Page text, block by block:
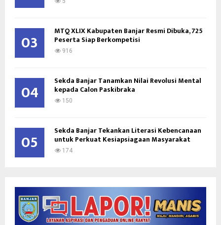
03 MTQ XLIX Kabupaten Banjar Resmi Dibuka, 725
Peserta Siap Berkompetisi
916
04 Sekda Banjar Tanamkan Nilai Revolusi Mental
kepada Calon Paskibraka
150
05 Sekda Banjar Tekankan Literasi Kebencanaan
untuk Perkuat Kesiapsiagaan Masyarakat
174